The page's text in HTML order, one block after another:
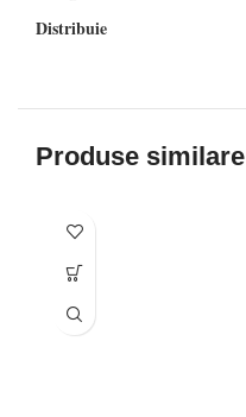
Distribuie
Produse similare